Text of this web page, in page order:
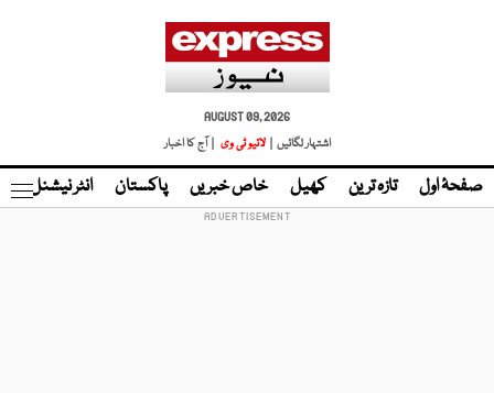
AUGUST 09, 2026
اشتہار لگائیں |
لائیو ٹی وی | آج کا اخبار
صفحۂ اول تازہ ترین کھیل خاص خبریں پاکستان انٹر نیشنل